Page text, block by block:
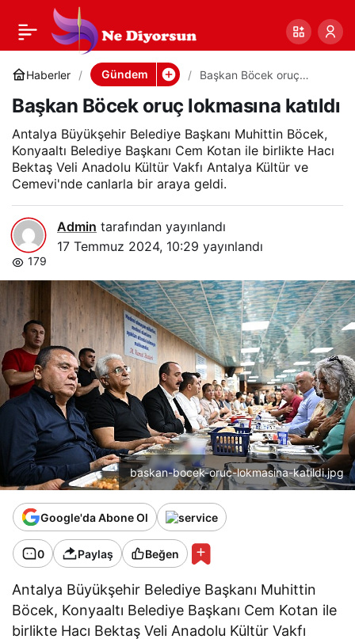
Haberler Gündem
Başkan Böcek oruç
Başkan Böcek oruç lokmasına katıldı
Antalya Büyükşehir Belediye Başkanı Muhittin Böcek,
Konyaaltı Belediye Başkanı Cem Kotan ile birlikte Hacı
Bektaş Veli Anadolu Kültür Vakfı Antalya Kültür ve
Cemevi'nde canlarla bir araya geldi.
Admin tarafından yayınlandı
17 Temmuz 2024, 10:29 yayınlandı
179
baskan-bocek-oruc-lokmasina-katildi.jpg
Google'da Abone Ol
0 Paylaş Beğen
Antalya Büyükşehir Belediye Başkanı Muhittin
Böcek, Konyaaltı Belediye Başkanı Cem Kotan ile
birlikte Hacı Bektaş Veli Anadolu Kültür Vakfı
Başkan Böcek oruç
lokmasına katıldı
Paylaş